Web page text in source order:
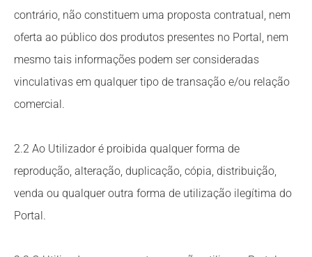
contrário, não constituem uma proposta contratual, nem
oferta ao público dos produtos presentes no Portal, nem
mesmo tais informações podem ser consideradas
vinculativas em qualquer tipo de transação e/ou relação
comercial.
2.2 Ao Utilizador é proibida qualquer forma de
reprodução, alteração, duplicação, cópia, distribuição,
venda ou qualquer outra forma de utilização ilegítima do
Portal.